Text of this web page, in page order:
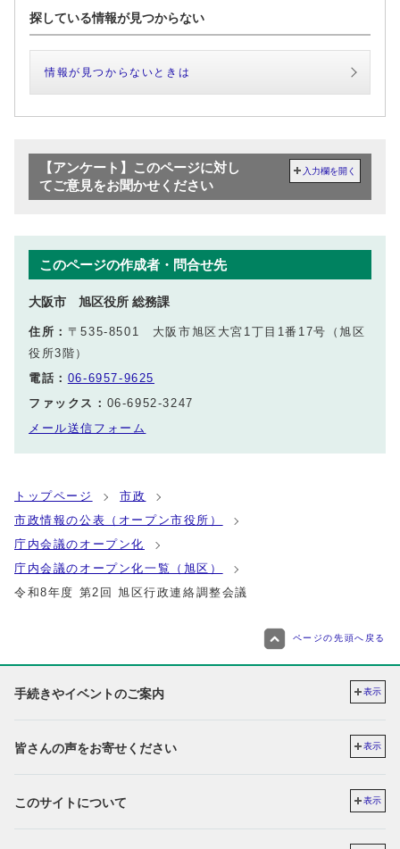
探している情報が見つからない
情報が見つからないときは
【アンケート】このページに対し
てご意見をお聞かせください
入力欄を開く
このページの作成者・問合せ先
大阪市 旭区役所 総務課
住所： 〒535-8501 大阪市旭区大宮1丁目1番17号（旭区
役所3階）
電話： 06-6957-9625
ファックス： 06-6952-3247
メール送信フォーム
トップページ
市政
市政情報の公表（オープン市役所）
庁内会議のオープン化
庁内会議のオープン化一覧（旭区）
令和8年度 第2回 旭区行政連絡調整会議
ページの先頭へ戻る
手続きやイベントのご案内 表示
皆さんの声をお寄せください 表示
このサイトについて 表示